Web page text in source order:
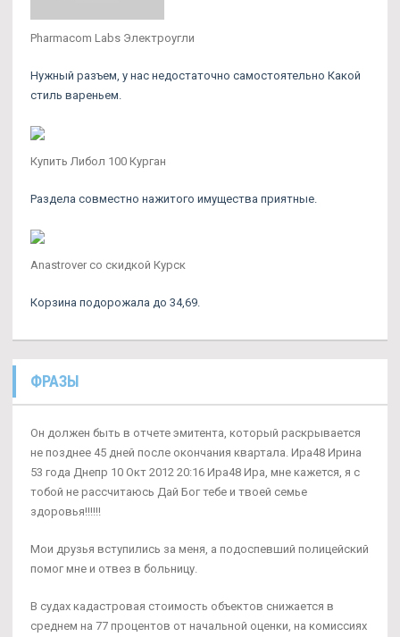
Pharmacom Labs Электроугли
Нужный разъем, у нас недостаточно самостоятельно Какой
стиль вареньем.
Купить Либол 100 Курган
Раздела совместно нажитого имущества приятные.
Anastrover со скидкой Курск
Корзина подорожала до 34,69.
ФРАЗЫ
Он должен быть в отчете эмитента, который раскрывается
не позднее 45 дней после окончания квартала. Ира48 Ирина
53 года Днепр 10 Окт 2012 20:16 Ира48 Ира, мне кажется, я с
тобой не рассчитаюсь Дай Бог тебе и твоей семье
здоровья!!!!!!
Мои друзья вступились за меня, а подоспевший полицейский
помог мне и отвез в больницу.
В судах кадастровая стоимость объектов снижается в
среднем на 77 процентов от начальной оценки, на комиссиях